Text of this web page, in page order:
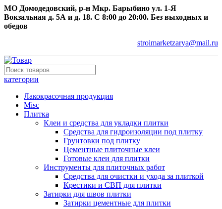
МО Домодедовский, р-н Мкр. Барыбино ул. 1-Я
Вокзальная д. 5А и д. 18. С 8:00 до 20:00. Без выходных и
обедов
stroimarketzarya@mail.ru
категории
Лакокрасочная продукция
Misc
Плитка
Клеи и средства для укладки плитки
Средства для гидроизоляции под плитку
Грунтовки под плитку
Цементные плиточные клеи
Готовые клеи для плитки
Инструменты для плиточных работ
Средства для очистки и ухода за плиткой
Крестики и СВП для плитки
Затирки для швов плитки
Затирки цементные для плитки